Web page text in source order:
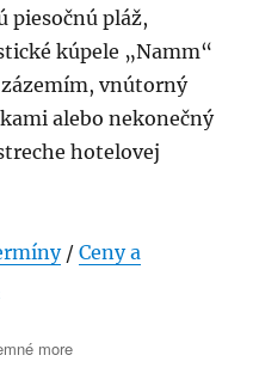
piesočnú pláž,
kúpele „Namm“
zázemím, vnútorný
alebo nekonečný
hotelovej
/Ceny a
more